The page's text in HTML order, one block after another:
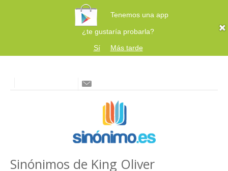
Tenemos una app
¿te gustaría probarla?
Sí
Más tarde
Sinónimos de King Oliver